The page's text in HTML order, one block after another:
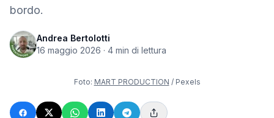
bordo.
Andrea Bertolotti
16 maggio 2026 · 4 min di lettura
Foto: MART PRODUCTION / Pexels